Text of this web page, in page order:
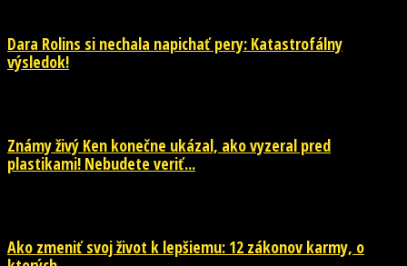
Dara Rolins si nechala napichať pery: Katastrofálny
výsledok!
Známy živý Ken konečne ukázal, ako vyzeral pred
plastikami! Nebudete veriť...
Ako zmeniť svoj život k lepšiemu: 12 zákonov karmy, o